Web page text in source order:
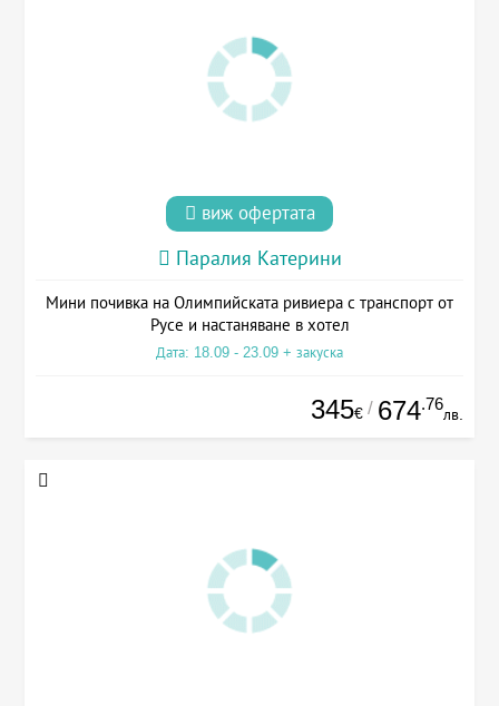
виж офертата
Паралия Катерини
Мини почивка на Олимпийската ривиера с транспорт от
Русе и настаняване в хотел
Дата: 18.09 - 23.09 + закуска
345€ / 674.76
лв.